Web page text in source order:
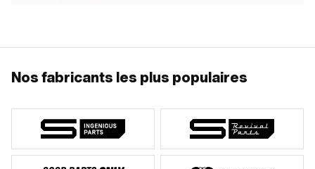
Nos fabricants les plus populaires